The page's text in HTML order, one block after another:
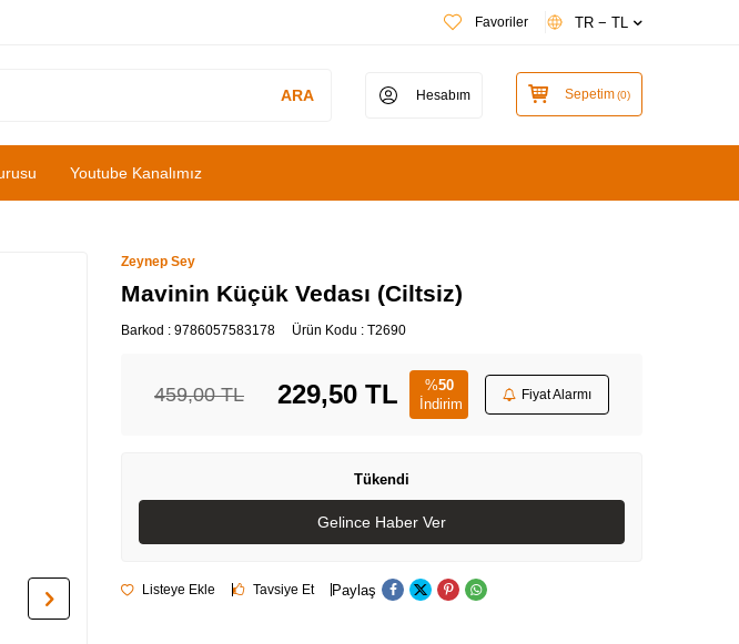
Favoriler TR − TL
ARA Hesabım Sepetim(0)
Youtube Kanalımız
Zeynep Sey
Mavinin Küçük Vedası (Ciltsiz)
Barkod : 9786057583178 Ürün Kodu : T2690
459,00TL 229,50 TL %50
İndirim
Fiyat Alarmı
Tükendi
Gelince Haber Ver
Listeye Ekle Tavsiye Et Paylaş